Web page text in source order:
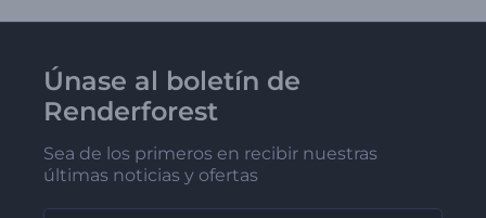
Únase al boletín de
Renderforest
Sea de los primeros en recibir nuestras
últimas noticias y ofertas